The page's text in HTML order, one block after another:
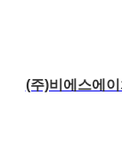
(주)비에스에